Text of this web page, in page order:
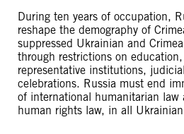
During ten years of occupation,
reshape the demography of
suppressed Ukrainian and
through restrictions on
representative institutions,
celebrations. Russia must end
of international humanitarian law
human rights law, in all